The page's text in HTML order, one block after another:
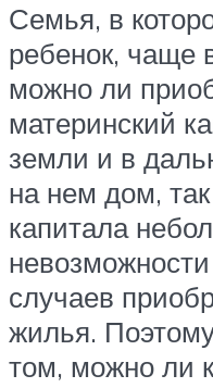
Семья, в
ребенок, чаще
можно ли
материнский
земли и в
на нем дом,
капитала
случаев
жилья.
том, можно ли